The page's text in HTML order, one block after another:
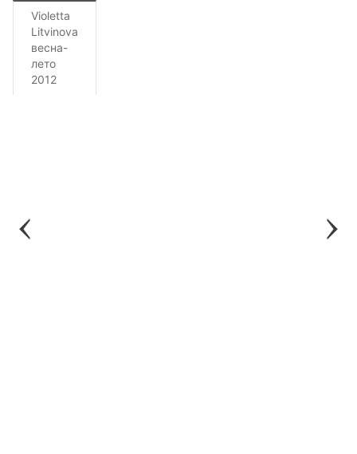
Violetta
Litvinova
весна-
лето
2012